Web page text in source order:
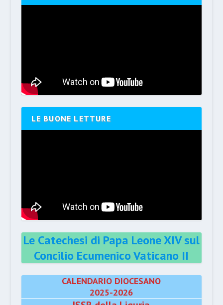
LE BUONE LETTURE
Le Catechesi di Papa Leone XIV sul
Concilio Ecumenico Vaticano II
CALENDARIO DIOCESANO
2025-2026